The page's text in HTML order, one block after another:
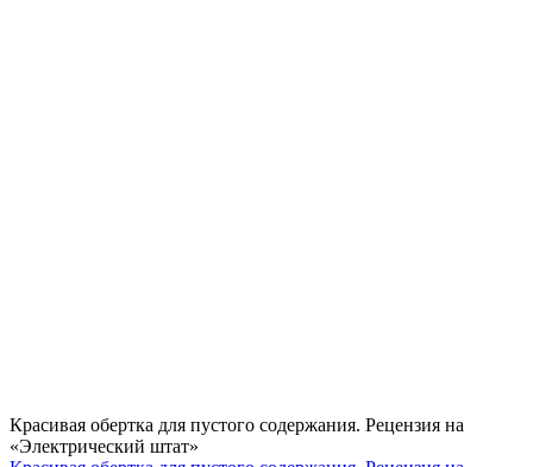
Красивая обертка для пустого содержания. Рецензия на
«Электрический штат»